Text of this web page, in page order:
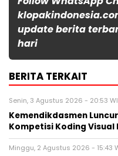
update berita
hari
BERITA TERKAIT
Senin, 3 Agustus 2026 - 20:53
Kemendikdasmen
Kompetisi Koding Visual
Minggu, 2 Agustus 2026 - 15:43